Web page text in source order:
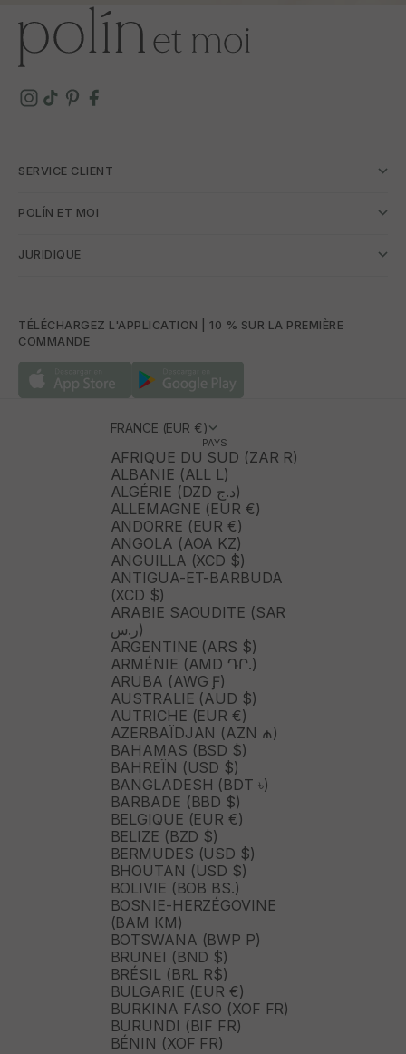
SERVICE CLIENT
POLÍN ET MOI
JURIDIQUE
TÉLÉCHARGEZ L'APPLICATION | 10 % SUR LA PREMIÈRE
COMMANDE
FRANCE (EUR €)
PAYS
AFRIQUE DU SUD (ZAR R)
ALBANIE (ALL L)
ALGÉRIE (DZD د.ج)
ALLEMAGNE (EUR €)
ANDORRE (EUR €)
ANGOLA (AOA KZ)
ANGUILLA (XCD $)
ANTIGUA-ET-BARBUDA
(XCD $)
ARABIE SAOUDITE (SAR
ر.س)
ARGENTINE (ARS $)
ARMÉNIE (AMD ԴՐ.)
ARUBA (AWG Ƒ)
AUSTRALIE (AUD $)
AUTRICHE (EUR €)
AZERBAÏDJAN (AZN ₼)
BAHAMAS (BSD $)
BAHREÏN (USD $)
BANGLADESH (BDT ৳)
BARBADE (BBD $)
BELGIQUE (EUR €)
BELIZE (BZD $)
BERMUDES (USD $)
BHOUTAN (USD $)
BOLIVIE (BOB BS.)
BOSNIE-HERZÉGOVINE
(BAM КМ)
BOTSWANA (BWP P)
BRUNEI (BND $)
BRÉSIL (BRL R$)
BULGARIE (EUR €)
BURKINA FASO (XOF FR)
BURUNDI (BIF FR)
BÉNIN (XOF FR)